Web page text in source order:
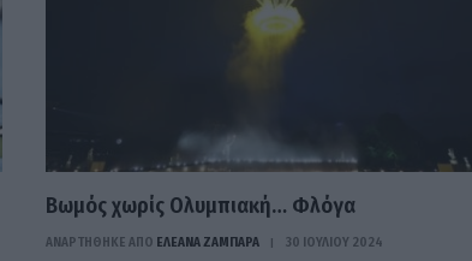
Βωμός χωρίς Ολυμπιακή… Φλόγα
ΑΝΑΡΤΗΘΗΚΕ ΑΠΟ ΕΛΕΑΝΑ ΖΑΜΠΑΡΑ 30 ΙΟΥΛΊΟΥ 2024